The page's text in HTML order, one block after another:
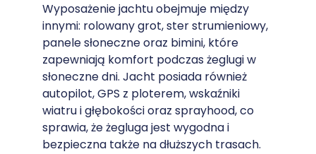
Wyposażenie jachtu obejmuje między
innymi: rolowany grot, ster strumieniowy,
panele słoneczne oraz bimini, które
zapewniają komfort podczas żeglugi w
słoneczne dni. Jacht posiada również
autopilot, GPS z ploterem, wskaźniki
wiatru i głębokości oraz sprayhood, co
sprawia, że żegluga jest wygodna i
bezpieczna także na dłuższych trasach.